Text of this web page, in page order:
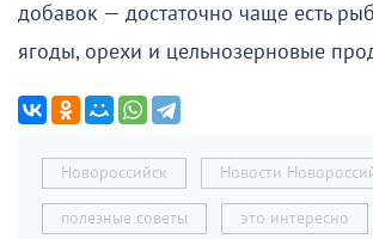
добавок — достаточно чаще есть
ягоды, орехи и цельнозерновые
Новороссийск Новости
полезные советы это интересно